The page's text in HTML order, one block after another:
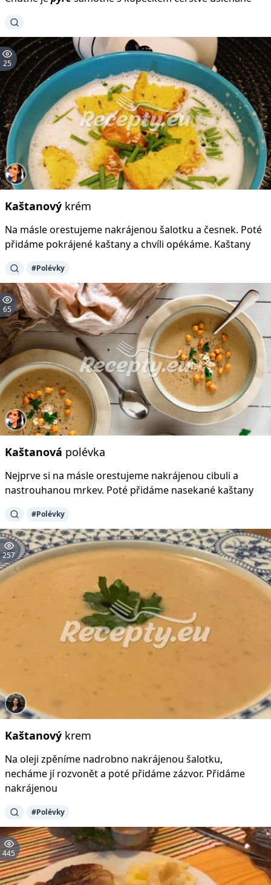
25
Kaštanový krém
Na másle orestujeme nakrájenou šalotku a česnek. Poté
přidáme pokrájené kaštany a chvíli opékáme. Kaštany
#Polévky
65
Kaštanová polévka
Nejprve si na másle orestujeme nakrájenou cibuli a
nastrouhanou mrkev. Poté přidáme nasekané kaštany
#Polévky
257
Kaštanový krem
Na oleji zpěníme nadrobno nakrájenou šalotku,
necháme jí rozvonět a poté přidáme zázvor. Přidáme
nakrájenou
#Polévky
445